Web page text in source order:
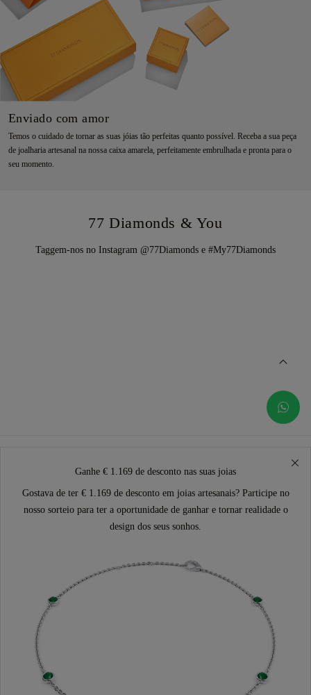
Enviado com amor
Temos o cuidado de tornar as suas jóias tão perfeitas quanto possível. Receba a sua peça
de joalharia artesanal na nossa caixa amarela, perfeitamente embrulhada e pronta para o
seu momento.
77 Diamonds & You
Taggem-nos no Instagram @77Diamonds e #My77Diamonds
Ganhe € 1.169 de desconto nas suas joias
Gostava de ter € 1.169 de desconto em joias artesanais? Participe no
nosso sorteio para ter a oportunidade de ganhar e tornar realidade o
design dos seus sonhos.